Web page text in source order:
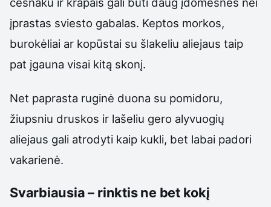
įprastas sviesto gabalas. Keptos morkos,
burokėliai ar kopūstai su šlakeliu aliejaus taip
pat įgauna visai kitą skonį.
Net paprasta ruginė duona su pomidoru,
žiupsniu druskos ir lašeliu gero alyvuogių
aliejaus gali atrodyti kaip kukli, bet labai padori
vakarienė.
Svarbiausia – rinktis ne bet kokį